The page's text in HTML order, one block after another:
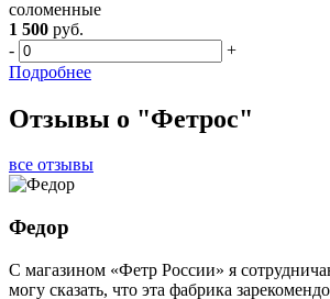
соломенные
1 500 руб.
-
+
Подробнее
Отзывы о "Фетрос"
все отзывы
Федор
С магазином «Фетр России» я
могу сказать, что эта фабрика